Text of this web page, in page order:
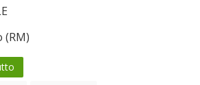
(RM)